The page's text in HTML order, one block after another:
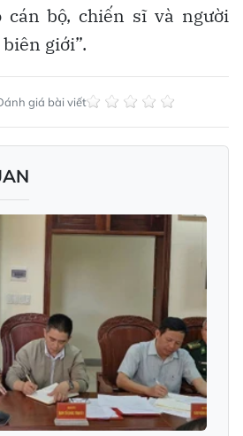
cán bộ, chiến sĩ và người
giới”.
giá bài viết